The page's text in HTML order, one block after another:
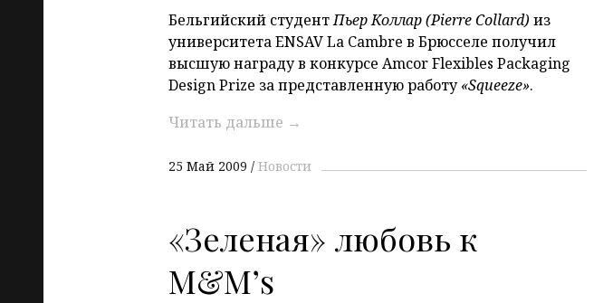
Бельгийский студентПьер Коллар (Pierre Collard) из
университета ENSAV La Cambre в Брюсселе получил
высшую награду в конкурсе Amcor Flexibles Packaging
Design Prize за представленную работу«Squeeze».
Читать дальше →
25 Май 2009 Новости
«Зеленая» любовь к
M&M’s